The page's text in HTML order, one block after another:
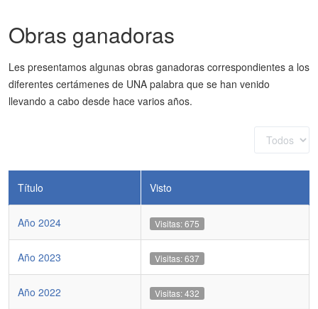
Obras ganadoras
Les presentamos algunas obras ganadoras correspondientes a los
diferentes certámenes de UNA palabra que se han venido
llevando a cabo desde hace varios años.
Cantidad
a
mostrar
Título
Visto
Año 2024 Visitas: 675
Año 2023 Visitas: 637
Año 2022 Visitas: 432